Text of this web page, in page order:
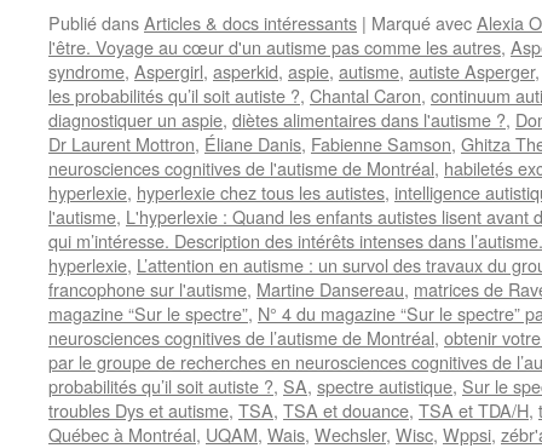
Publié dansArticles & docs intéressants | Marqué avecAlexia
l'être. Voyage au cœur d'un autisme pas comme les autres,
syndrome, Aspergirl, asperkid, aspie, autisme, autiste Asperger
les probabilités qu’il soit autiste ?, Chantal Caron, continuum
diagnostiquer un aspie, diètes alimentaires dans l'autisme ?,
Dr Laurent Mottron, Éliane Danis, Fabienne Samson, Ghitza
neurosciences cognitives de l'autisme de Montréal, habiletés
hyperlexie, hyperlexie chez tous les autistes, intelligence
l'autisme, L'hyperlexie : Quand les enfants autistes lisent avant
qui m’intéresse. Description des intérêts intenses dans l’autisme.
hyperlexie, L’attention en autisme : un survol des travaux du
francophone sur l'autisme, Martine Dansereau, matrices de
magazine “Sur le spectre”, N° 4 du magazine “Sur le spectre”
neurosciences cognitives de l’autisme de Montréal, obtenir
par le groupe de recherches en neurosciences cognitives de
probabilités qu’il soit autiste ?, SA, spectre autistique, Sur le
troubles Dys et autisme, TSA, TSA et douance, TSA et TDA/H,
Québec à Montréal, UQAM, Wais, Wechsler, Wisc, Wppsi,